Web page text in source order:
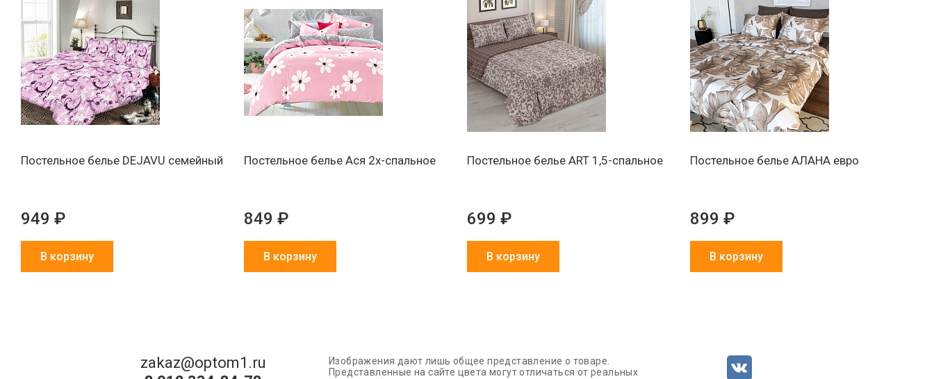
Постельное белье DEJAVU семейный
949 ₽
В корзину
Постельное белье Ася 2х-спальное
849 ₽
В корзину
Постельное белье ART 1,5-спальное
699 ₽
В корзину
Постельное белье АЛАНА евро
899 ₽
В корзину
zakaz@optom1.ru
Изображения дают лишь общее представление о товаре.
Представленные на сайте цвета могут отличаться от реальных